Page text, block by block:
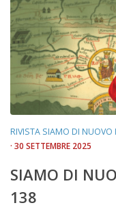
RIVISTA SIAMO DI NUOVO
· 30 SETTEMBRE 2025
SIAMO DI
138